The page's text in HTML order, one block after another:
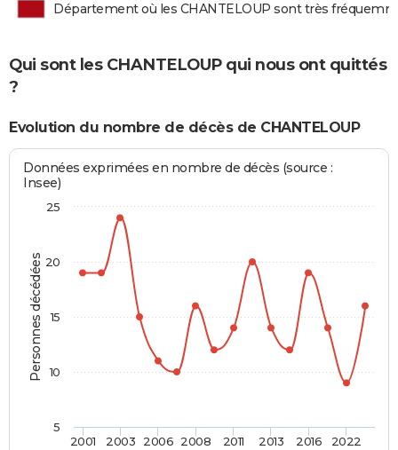
Département où les CHANTELOUP sont très
Qui sont les CHANTELOUP qui nous ont quittés
?
Evolution du nombre de décès de CHANTELOUP
Personnes décédées
Données exprimées en nombre de décès (source :
Insee)
2001 2003 2006 2008 2011 2013 2016 2022
5
10
15
20
25